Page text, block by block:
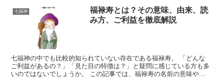
七福神
福禄寿とは？その意味、由来、読
み方、ご利益を徹底解説
七福神の中でも比較的知られていない存在である福禄寿。 「どんな
ご利益があるの？」「見た目の特徴は？」と疑問に感じている方も多
いのではないでしょうか。 この記事では、福禄寿の名前の意味や由